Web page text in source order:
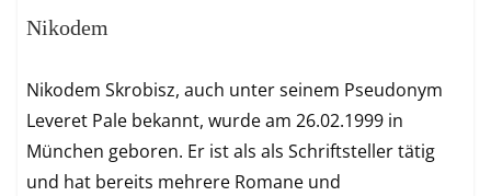
Nikodem
Nikodem Skrobisz, auch unter seinem Pseudonym
Leveret Pale bekannt, wurde am 26.02.1999 in
München geboren. Er ist als als Schriftsteller tätig
und hat bereits mehrere Romane und